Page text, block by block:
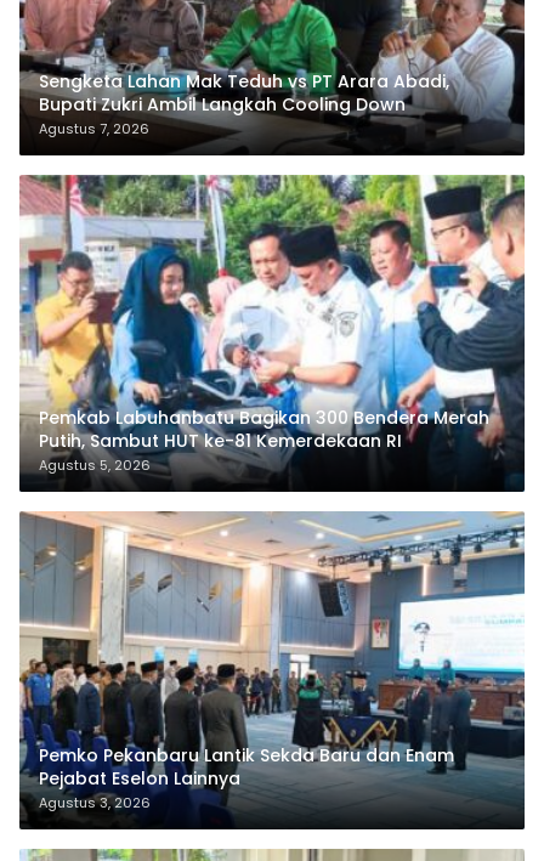
Sengketa Lahan Mak Teduh vs PT Arara Abadi,
Bupati Zukri Ambil Langkah Cooling Down
Agustus 7, 2026
Pemkab Labuhanbatu Bagikan 300 Bendera Merah
Putih, Sambut HUT ke-81 Kemerdekaan RI
Agustus 5, 2026
Pemko Pekanbaru Lantik Sekda Baru dan Enam
Pejabat Eselon Lainnya
Agustus 3, 2026